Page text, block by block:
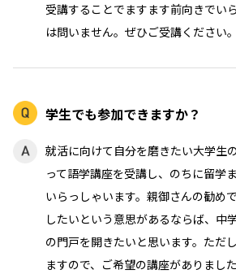
受講することでますます前向きでい
は問いません。ぜひご受講ください。
学生でも参加できますか？
就活に向けて自分を磨きたい大学生
って語学講座を受講し、のちに留学
いらっしゃいます。親御さんの勧め
したいという意思があるならば、中
の門戸を開きたいと思います。ただ
ますので、ご希望の講座がありまし